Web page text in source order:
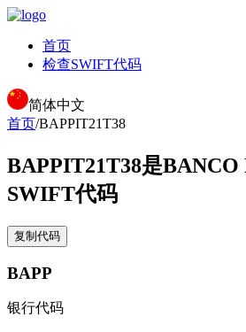
首页
检查SWIFT代码
简体中文
首页/BAPPIT21T38
BAPPIT21T38是BANCO
SWIFT代码
复制代码
BAPP
银行代码